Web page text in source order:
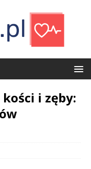
i zęby: